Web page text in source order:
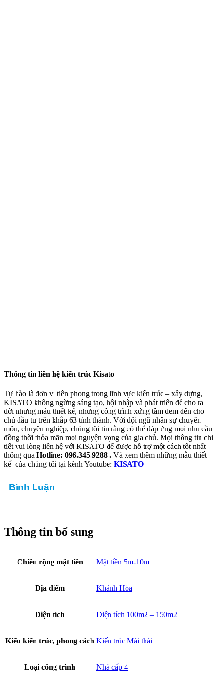
Thông tin liên hệ kiến trúc Kisato
Tự hào là đơn vị tiên phong trong lĩnh vực kiến trúc – xây dựng,
KISATO không ngừng sáng tạo, hội nhập và phát triển để cho ra
đời những mẫu thiết kế, những công trình xứng tầm đem đến cho
chủ đầu tư trên khắp 63 tỉnh thành. Với đội ngũ nhân sự chuyên
môn, chuyên nghiệp, chúng tôi tin rằng có thể đáp ứng mọi nhu cầu
đồng thời thỏa mãn mọi nguyện vọng của gia chủ. Mọi thông tin chi
tiết vui lòng liên hệ với KISATO để được hỗ trợ một cách tốt nhất
thông qua Hotline: 096.345.9288 . Và xem thêm những mẫu thiết
kế của chúng tôi tại kênh Youtube: KISATO
Bình Luận
Thông tin bổ sung
Chiều rộng mặt tiền Mặt tiền 5m-10m
Địa điểm Khánh Hòa
Diện tích Diện tích 100m2 – 150m2
Kiểu kiến trúc, phong cách Kiến trúc Mái thái
Loại công trình Nhà cấp 4